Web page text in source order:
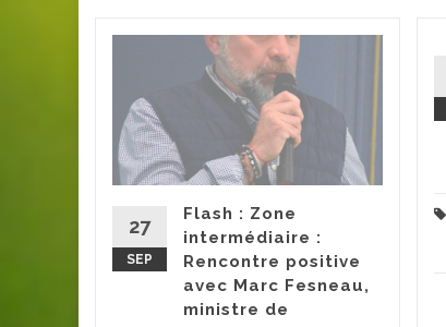
27
SEP
Flash : Zone
intermédiaire :
Rencontre positive
avec Marc Fesneau,
ministre de